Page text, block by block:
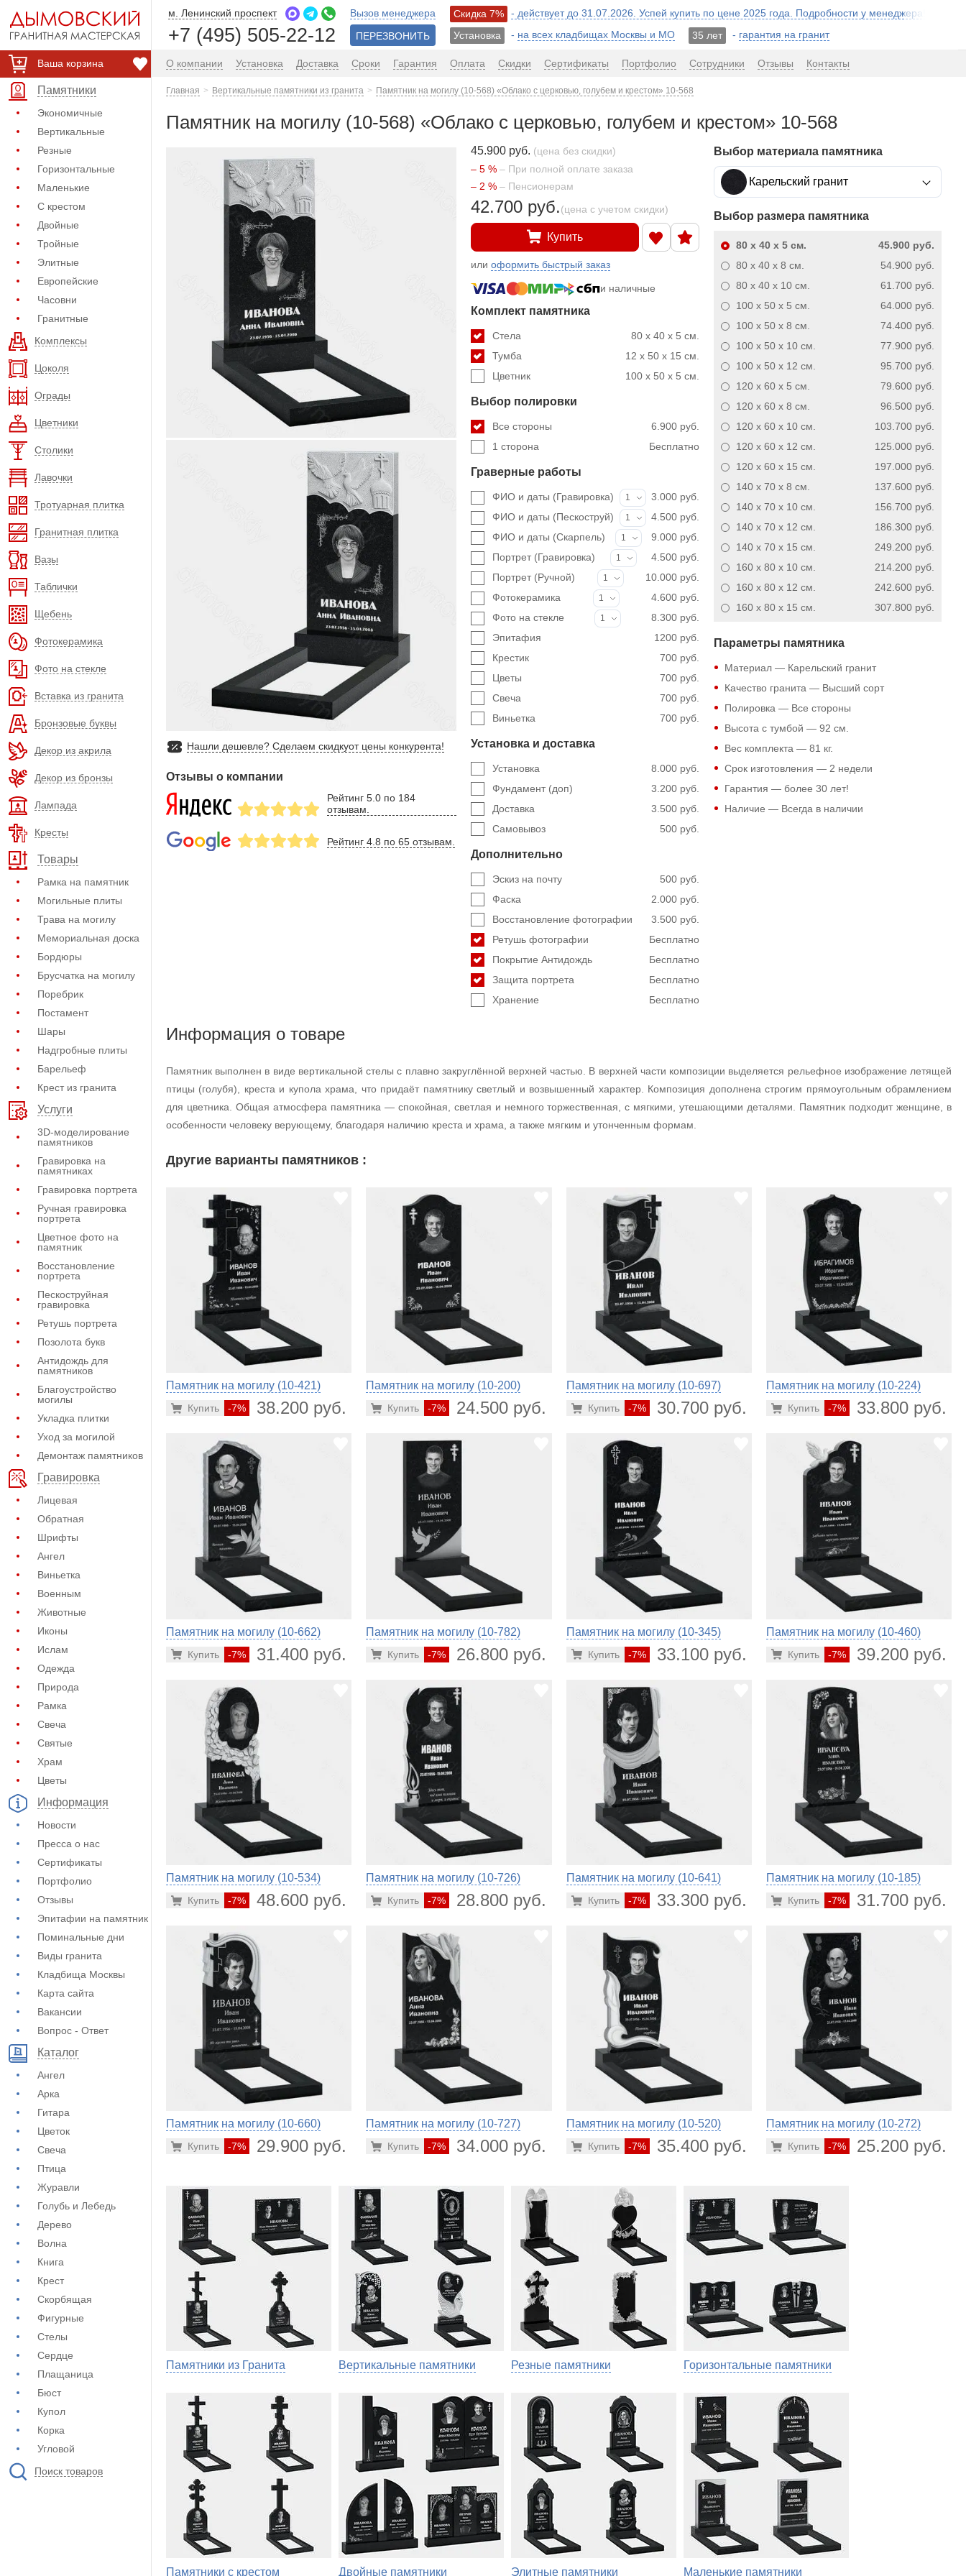
Ваша корзина
Памятники
Экономичные
Вертикальные
Резные
Горизонтальные
Маленькие
С крестом
Двойные
Тройные
Элитные
Европейские
Часовни
Гранитные
Комплексы
Цоколя
Ограды
Цветники
Столики
Лавочки
Тротуарная плитка
Гранитная плитка
Вазы
Таблички
Щебень
Фотокерамика
Фото на стекле
Вставка из гранита
Бронзовые буквы
Декор из акрила
Декор из бронзы
Лампада
Кресты
Товары
Рамка на памятник
Могильные плиты
Трава на могилу
Мемориальная доска
Бордюры
Брусчатка на могилу
Поребрик
Постамент
Шары
Надгробные плиты
Барельеф
Крест из гранита
Услуги
3D-моделирование
памятников
Гравировка на
памятниках
Гравировка портрета
Ручная гравировка
портрета
Цветное фото на
памятник
Восстановление
портрета
Пескоструйная
гравировка
Ретушь портрета
Позолота букв
Антидождь для
памятников
Благоустройство
могилы
Укладка плитки
Уход за могилой
Демонтаж памятников
Гравировка
Лицевая
Обратная
Шрифты
Ангел
Виньетка
Военным
Животные
Иконы
Ислам
Одежда
Природа
Рамка
Свеча
Святые
Храм
Цветы
Информация
Новости
Пресса о нас
Сертификаты
Портфолио
Отзывы
Эпитафии на памятник
Поминальные дни
Виды гранита
Кладбища Москвы
Карта сайта
Вакансии
Вопрос - Ответ
Каталог
Ангел
Арка
Гитара
Цветок
Свеча
Птица
Журавли
Голубь и Лебедь
Дерево
Волна
Книга
Крест
Скорбящая
Фигурные
Стелы
Сердце
Плащаница
Бюст
Купол
Корка
Угловой
Поиск товаров
м. Ленинский проспект
+7 (495) 505-22-12
Вызов менеджера
ПЕРЕЗВОНИТЬ
Скидка 7%
- действует до 31.07.2026. Успей купить по цене 2025 года. Подробности у менеджера!
Установка
- на всех кладбищах Москвы и МО 35 лет - гарантия на гранит
О компании Установка Доставка Сроки Гарантия Оплата Скидки Сертификаты Портфолио Сотрудники Отзывы Контакты
Главная Вертикальные памятники из гранита Памятник на могилу (10-568) «Облако с церковью, голубем и крестом» 10-568
Памятник на могилу (10-568) «Облако с церковью, голубем и крестом» 10-568
Нашли дешевле? Сделаем скидкуот цены конкурента!
Отзывы о компании
Рейтинг 5.0 по 184
отзывам.
Рейтинг 4.8 по 65 отзывам.
45.900 руб. (цена без скидки)
– 5 % – При полной оплате заказа
– 2 % – Пенсионерам
42.700 руб.(цена с учетом скидки)
Купить
илиоформить быстрый заказ
и наличные
Комплект памятника
80 x 40 x 5 см.
Стела
12 x 50 x 15 см.
Тумба
100 x 50 x 5 см.
Цветник
Выбор полировки
6.900 руб.
Все стороны
Бесплатно
1 сторона
Граверные работы
ФИО и даты (Гравировка) 1
3.000 руб.
ФИО и даты (Пескоструй)
1
4.500 руб.
ФИО и даты (Скарпель)
1
9.000 руб.
Портрет (Гравировка)
1
4.500 руб.
Портрет (Ручной)
1
10.000 руб.
Фотокерамика
1
4.600 руб.
Фото на стекле
1
8.300 руб.
1200 руб.
Эпитафия
700 руб.
Крестик
700 руб.
Цветы
700 руб.
Свеча
700 руб.
Виньетка
Установка и доставка
8.000 руб.
Установка
3.200 руб.
Фундамент (доп)
3.500 руб.
Доставка
500 руб.
Самовывоз
Дополнительно
500 руб.
Эскиз на почту
2.000 руб.
Фаска
3.500 руб.
Восстановление фотографии
Бесплатно
Ретушь фотографии
Бесплатно
Покрытие Антидождь
Бесплатно
Защита портрета
Бесплатно
Хранение
Выбор материала памятника
Карельский гранит
Выбор размера памятника
45.900 руб.
80 x 40 x 5см.
54.900 руб.
80 x 40 x 8 см.
61.700 руб.
80 x 40 x 10см.
64.000 руб.
100 x 50 x 5 см.
74.400 руб.
100 x 50 x 8 см.
77.900 руб.
100 x 50 x 10см.
95.700 руб.
100 x 50 x 12 см.
79.600 руб.
120 x 60 x 5 см.
96.500 руб.
120 x 60 x 8 см.
103.700 руб.
120 x 60 x 10см.
125.000 руб.
120 x 60 x 12 см.
197.000 руб.
120 x 60 x 15 см.
137.600 руб.
140 x 70 x 8 см.
156.700 руб.
140 x 70 x 10см.
186.300 руб.
140 x 70 x 12 см.
249.200 руб.
140 x 70 x 15 см.
214.200 руб.
160 x 80 x 10см.
242.600 руб.
160 x 80 x 12 см.
307.800 руб.
160 x 80 x 15 см.
Параметры памятника
Материал — Карельский гранит
Качество гранита — Высший сорт
Полировка — Все стороны
Высота с тумбой — 92 см.
Вес комплекта — 81 кг.
Срок изготовления — 2 недели
Гарантия — более 30 лет!
Наличие — Всегда в наличии
Информация о товаре
Памятник выполнен в виде вертикальной стелы с плавно закруглённой верхней частью. В верхней части композиции выделяется рельефное изображение летящей
птицы (голубя), креста и купола храма, что придаёт памятнику светлый и возвышенный характер. Композиция дополнена строгим прямоугольным обрамлением
для цветника. Общая атмосфера памятника — спокойная, светлая и немного торжественная, с мягкими, утешающими деталями. Памятник подходит женщине, в
особенности человеку верующему, благодаря наличию креста и храма, а также мягким и утонченным формам.
Другие варианты памятников :
Памятник на могилу (10-421)
-7% 38.200 руб.
Купить
Памятник на могилу (10-200)
-7% 24.500 руб.
Купить
Памятник на могилу (10-697)
-7% 30.700 руб.
Купить
Памятник на могилу (10-224)
-7% 33.800 руб.
Купить
Памятник на могилу (10-662)
-7% 31.400 руб.
Купить
Памятник на могилу (10-782)
-7% 26.800 руб.
Купить
Памятник на могилу (10-345)
-7% 33.100 руб.
Купить
Памятник на могилу (10-460)
-7% 39.200 руб.
Купить
Памятник на могилу (10-534)
-7% 48.600 руб.
Купить
Памятник на могилу (10-726)
-7% 28.800 руб.
Купить
Памятник на могилу (10-641)
-7% 33.300 руб.
Купить
Памятник на могилу (10-185)
-7% 31.700 руб.
Купить
Памятник на могилу (10-660)
-7% 29.900 руб.
Купить
Памятник на могилу (10-727)
-7% 34.000 руб.
Купить
Памятник на могилу (10-520)
-7% 35.400 руб.
Купить
Памятник на могилу (10-272)
-7% 25.200 руб.
Купить
Памятники из Гранита Вертикальные памятники Резные памятники Горизонтальные памятники
Памятники с крестом Двойные памятники Элитные памятники Маленькие памятники